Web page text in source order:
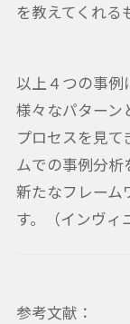
を教えてくれる
以上４つの事例
様々なパターン
プロセスを見て
ムでの事例分析
新たなフレーム
す。（インヴィ
参考文献：